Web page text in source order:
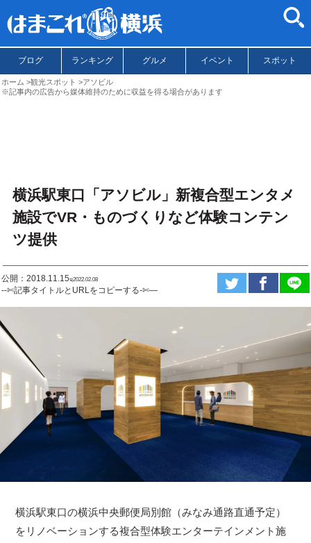
ブログ ランキング グルメ イベント スポット
ホーム 観光スポット
アソビル
※記事内の広告から媒体維持のために収益を得る場合があります
横浜駅東口「アソビル」新複合型エンタメ
施設でVR・ものづくりなど体験コンテン
ツ提供
公開：2018.11.15ಇ2022.02.08
--✄記事タイトルとURLをコピーする-✄—
横浜駅東口の横浜中央郵便局別館（みなみ通路直通予定）
をリノベーションする複合型体験エンターテインメント施